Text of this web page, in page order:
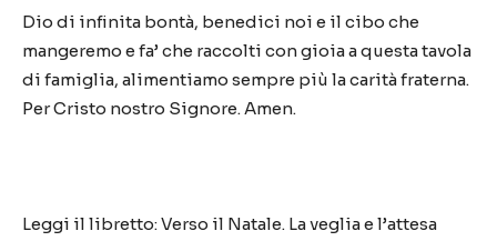
Dio di infinita bontà, benedici noi e il cibo che
mangeremo e fa’ che raccolti con gioia a questa tavola
di famiglia, alimentiamo sempre più la carità fraterna.
Per Cristo nostro Signore. Amen.
Leggi il libretto: Verso il Natale. La veglia e l’attesa